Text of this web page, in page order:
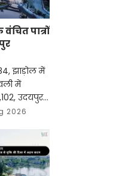
पात्रों
झाड़ोल में
में
उदयपुर
में 41826
2026